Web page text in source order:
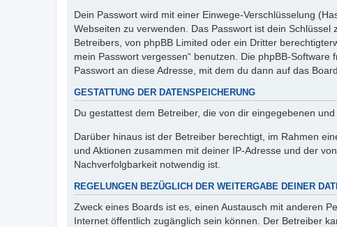
Dein Passwort wird mit einer Einwege-Verschlüsselung
Webseiten zu verwenden. Das Passwort ist dein
Betreibers, von phpBB Limited oder ein Dritter
mein Passwort vergessen“ benutzen. Die phpBB-
Passwort an diese Adresse, mit dem du dann auf das
GESTATTUNG DER DATENSPEICHERUNG
Du gestattest dem Betreiber, die von dir eingegebenen
Darüber hinaus ist der Betreiber berechtigt, im Rahmen
und Aktionen zusammen mit deiner IP-Adresse und der
Nachverfolgbarkeit notwendig ist.
REGELUNGEN BEZÜGLICH DER WEITERGABE DEINER
Zweck eines Boards ist es, einen Austausch mit anderen
Internet öffentlich zugänglich sein können. Der Betreiber